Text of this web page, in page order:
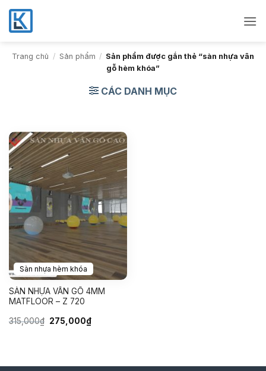
Bỏ
qua
nội
dungTrang chủ / Sản phẩm / Sản phẩm được gắn thẻ “sàn nhựa vân
gỗ hèm khóa”
CÁC DANH MỤC
Sàn nhựa hèm khóa
SÀN NHỰA VÂN GỖ 4MM
MATFLOOR – Z 720
315,000₫ Giá
275,000₫Giá
hiện